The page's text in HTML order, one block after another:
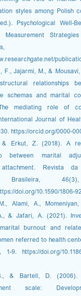
styles among Polish
Psychological Well-
Measurement
F., Jajarmi, M., &
relationships
schemas and marital
mediating role of
Journal of
30. https://orcid.org/0000-
& Erkut, Z. (2018). A
between marital
attachment. Revista
Brasileira,
https://doi.org/10.1590/1806-
Alami, A.,
& Jafari, A. (2021).
burnout and
referred to health
1-9. https://doi.org/
& Bartell, D. (2006).
scale: